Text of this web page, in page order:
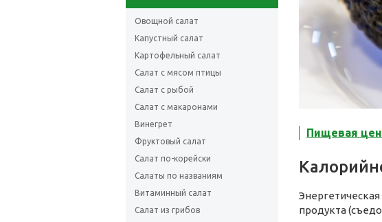
Овощной салат
Капустный салат
Картофельный салат
Салат с мясом птицы
Салат с рыбой
Салат с макаронами
Винегрет
Фруктовый салат
Салат по-корейски
Салаты по названиям
Витаминный салат
Салат из грибов
Пищевая
продукта